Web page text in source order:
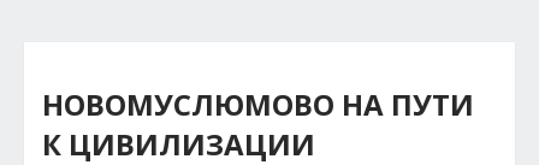
НОВОМУСЛЮМОВО НА ПУТИ
К ЦИВИЛИЗАЦИИ